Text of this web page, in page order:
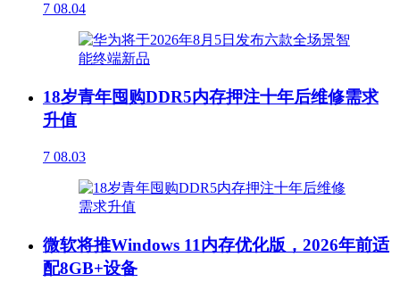
7 08.04
18岁青年囤购DDR5内存押注十年后维修需求
升值
7 08.03
微软将推Windows 11内存优化版，2026年前适
配8GB+设备